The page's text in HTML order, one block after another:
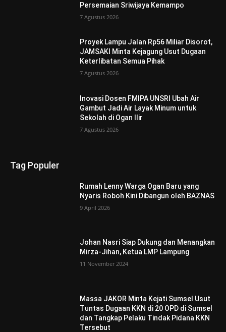
Persemaian Sriwijaya Kemampo
7 Agustus 2026
Proyek Lampu Jalan Rp56 Miliar Disorot,
JAMSAKI Minta Kejagung Usut Dugaan
Keterlibatan Semua Pihak
7 Agustus 2026
Inovasi Dosen FMIPA UNSRI Ubah Air
Gambut Jadi Air Layak Minum untuk
Sekolah di Ogan Ilir
7 Agustus 2026
Tag Populer
Rumah Lenny Warga Ogan Baru yang
Nyaris Roboh Kini Dibangun oleh BAZNAS
9 April 2026
Johan Nasri Siap Dukung dan Menangkan
Mirza-Jihan, Ketua LMP Lampung
11 November 2024
Massa JAKOR Minta Kejati Sumsel Usut
Tuntas Dugaan KKN di 20 OPD di Sumsel
dan Tangkap Pelaku Tindak Pidana KKN
Tersebut